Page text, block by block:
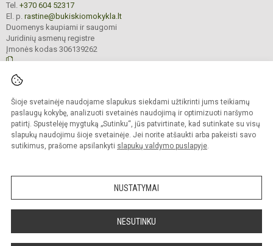
Šioje svetainėje naudojame slapukus siekdami užtikrinti jums teikiamų
paslaugų kokybę, analizuoti svetainės naudojimą ir optimizuoti naršymo
patirtį. Spustelėję mygtuką „Sutinku“, jūs patvirtinate, kad sutinkate su visų
slapukų naudojimu šioje svetainėje. Jei norite atšaukti arba pakeisti savo
sutikimus, prašome apsilankyti slapukų valdymo puslapyje.
NUSTATYMAI
NESUTINKU
Tel. +370 604 52317
El. p. rastine@bukiskiomokykla.lt
Duomenys kaupiami ir saugomi
Juridinių asmenų registre
Įmonės kodas 306139262
Kopijuoti turinį be raštiško Bukiškio pagrindinės mokyklos administracijos
sutikimo griežtai draudžiama.
Prieinamumo paraiška Slapukų valdymas
Sumanus būdas atnaujinti